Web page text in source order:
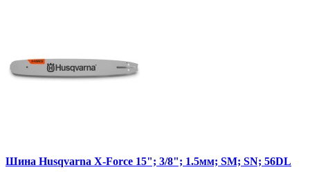
Шина Husqvarna X-Force 15"; 3/8"; 1.5мм; SM; SN; 56DL